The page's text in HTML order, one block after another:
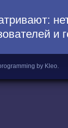
и
by Kleo.